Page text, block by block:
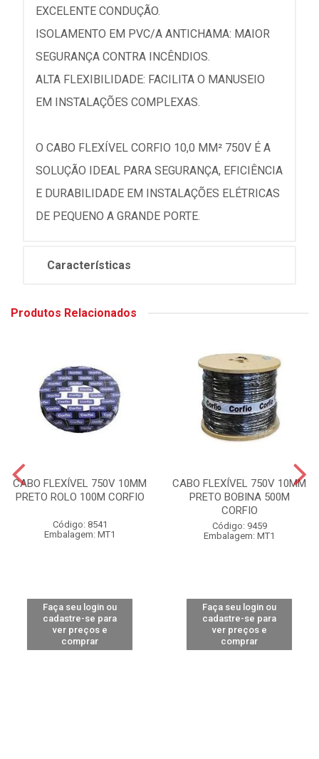
EXCELENTE CONDUÇÃO.
ISOLAMENTO EM PVC/A ANTICHAMA: MAIOR
SEGURANÇA CONTRA INCÊNDIOS.
ALTA FLEXIBILIDADE: FACILITA O MANUSEIO
EM INSTALAÇÕES COMPLEXAS.
O CABO FLEXÍVEL CORFIO 10,0 MM² 750V É A
SOLUÇÃO IDEAL PARA SEGURANÇA, EFICIÊNCIA
E DURABILIDADE EM INSTALAÇÕES ELÉTRICAS
DE PEQUENO A GRANDE PORTE.
Características
Produtos Relacionados
CABO FLEXÍVEL 750V 10MM
PRETO ROLO 100M CORFIO
Código: 8541
Embalagem: MT1
Faça seu login ou
cadastre-se para
ver preços e
comprar
CABO FLEXÍVEL 750V 10MM
PRETO BOBINA 500M
CORFIO
Código: 9459
Embalagem: MT1
Faça seu login ou
cadastre-se para
ver preços e
comprar